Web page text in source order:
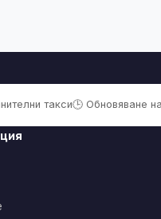
такси🕒 Обновяване